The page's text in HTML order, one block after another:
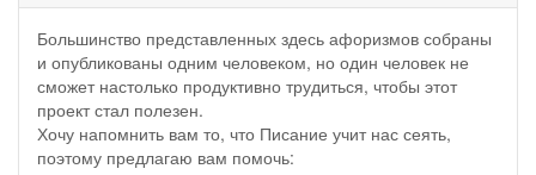
Большинство представленных здесь афоризмов собраны
и опубликованы одним человеком, но один человек не
сможет настолько продуктивно трудиться, чтобы этот
проект стал полезен.
Хочу напомнить вам то, что Писание учит нас сеять,
поэтому предлагаю вам помочь: